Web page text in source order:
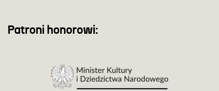
Patroni honorowi: